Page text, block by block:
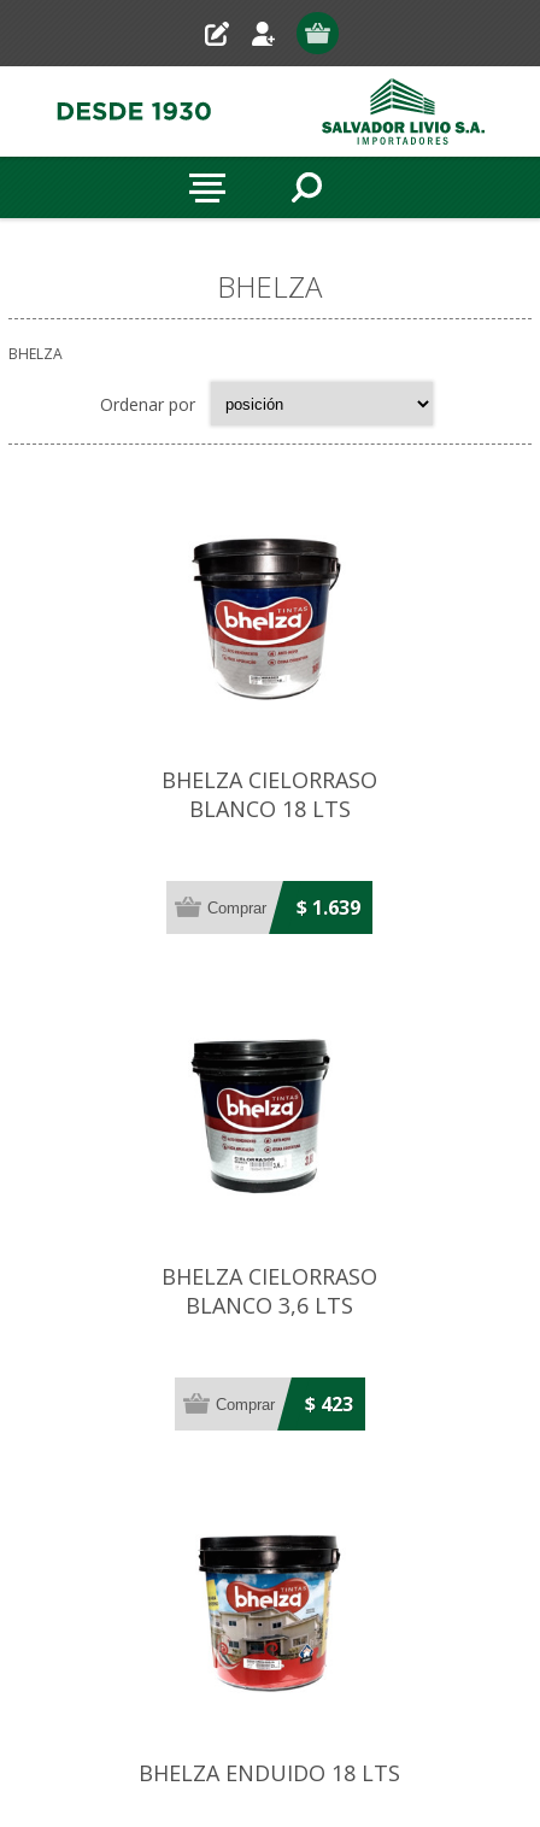
BHELZA
BHELZA
Ordenar por
BHELZA CIELORRASO
BLANCO 18 LTS
$ 1.639
BHELZA CIELORRASO
BLANCO 3,6 LTS
$ 423
BHELZA ENDUIDO 18 LTS